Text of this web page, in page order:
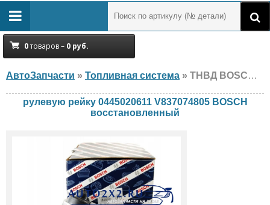
0товаров – 0 руб.
АвтоЗапчасти » Топливная система » ТНВД BOSCH 0445020611 V837074805 Massey Ferguson, Fendt, восстановленный
рулевую рейку 0445020611 V837074805 BOSCH
восстановленный